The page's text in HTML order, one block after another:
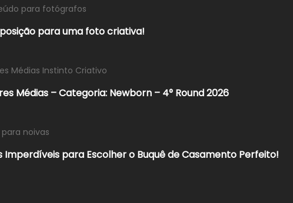
para fotógrafos
para uma foto criativa!
Médias Instinto Criativo
Médias – Categoria: Newborn – 4° Round 2026​
para noivas
Imperdíveis para Escolher o Buquê de Casamento Perfeito!